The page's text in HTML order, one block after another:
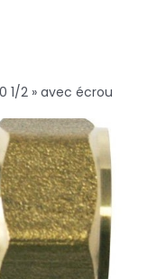
1/2 » avec écrou